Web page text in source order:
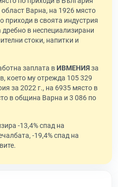
Варна, на 1926 място
приходи в своята индустрия
в неспециализирани
стоки, напитки и
заплата вИВМЕНИЯза
което му отрежда 105 329
за 2022 г., на 6935 място в
в община Варна и 3 086 по
-13,4% спад на
-19,4% спад на